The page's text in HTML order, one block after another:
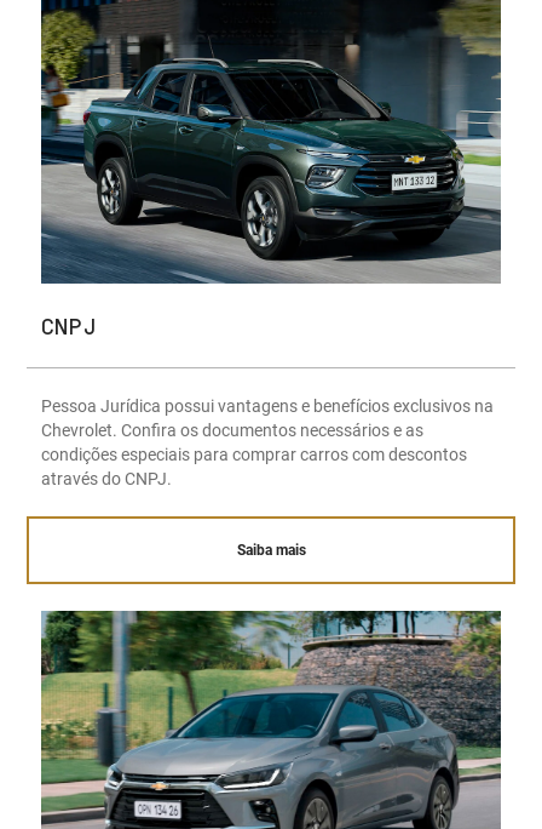
CNPJ
Pessoa Jurídica possui vantagens e benefícios exclusivos na
Chevrolet. Confira os documentos necessários e as
condições especiais para comprar carros com descontos
através do CNPJ.
Saiba mais